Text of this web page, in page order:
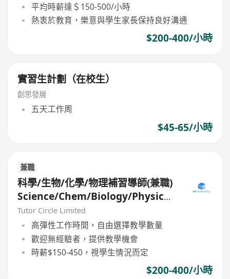
平均時薪達＄150-500/小時
熱衷於教育，樂意與學生家長保持良好溝通
$200-400/小時
實習生計劃（在校生）
創思發展
五天工作周
$45-65/小時
兼職
科學/生物/化學/物理補習導師(兼職)
Science/Chem/Biology/Physics
tutor (Part Time/Freelance)
Tutor Circle Limited
高彈性工作時間，自由選擇教學數量
歡迎無經驗者，提供教學機會
時薪$150-450，視學生情況而定
$200-400/小時